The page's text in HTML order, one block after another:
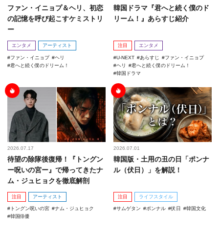
ファン・イニョプ＆ヘリ、初恋
の記憶を呼び起こすケミストリ
ー
エンタメ アーティスト
ファン・イニョプ
ヘリ
君へと続く僕のドリーム！
韓国ドラマ『君へと続く僕のド
リーム！』あらすじ紹介
注目 エンタメ
U-NEXT あらすじ
ファン・イニョプ
ヘリ
君へと続く僕のドリーム！
韓国ドラマ
2026.07.17
待望の除隊後復帰！『トングン
ー呪いの宮ー』で帰ってきたナ
ム・ジュヒョクを徹底解剖
注目 アーティスト
トングン呪いの宮
ナム・ジュヒョク
韓国俳優
2026.07.01
韓国版・土用の丑の日「ポンナ
ル（伏日）」を解説！
注目 ライフスタイル
サムゲタン ポンナル 伏日 韓国文化